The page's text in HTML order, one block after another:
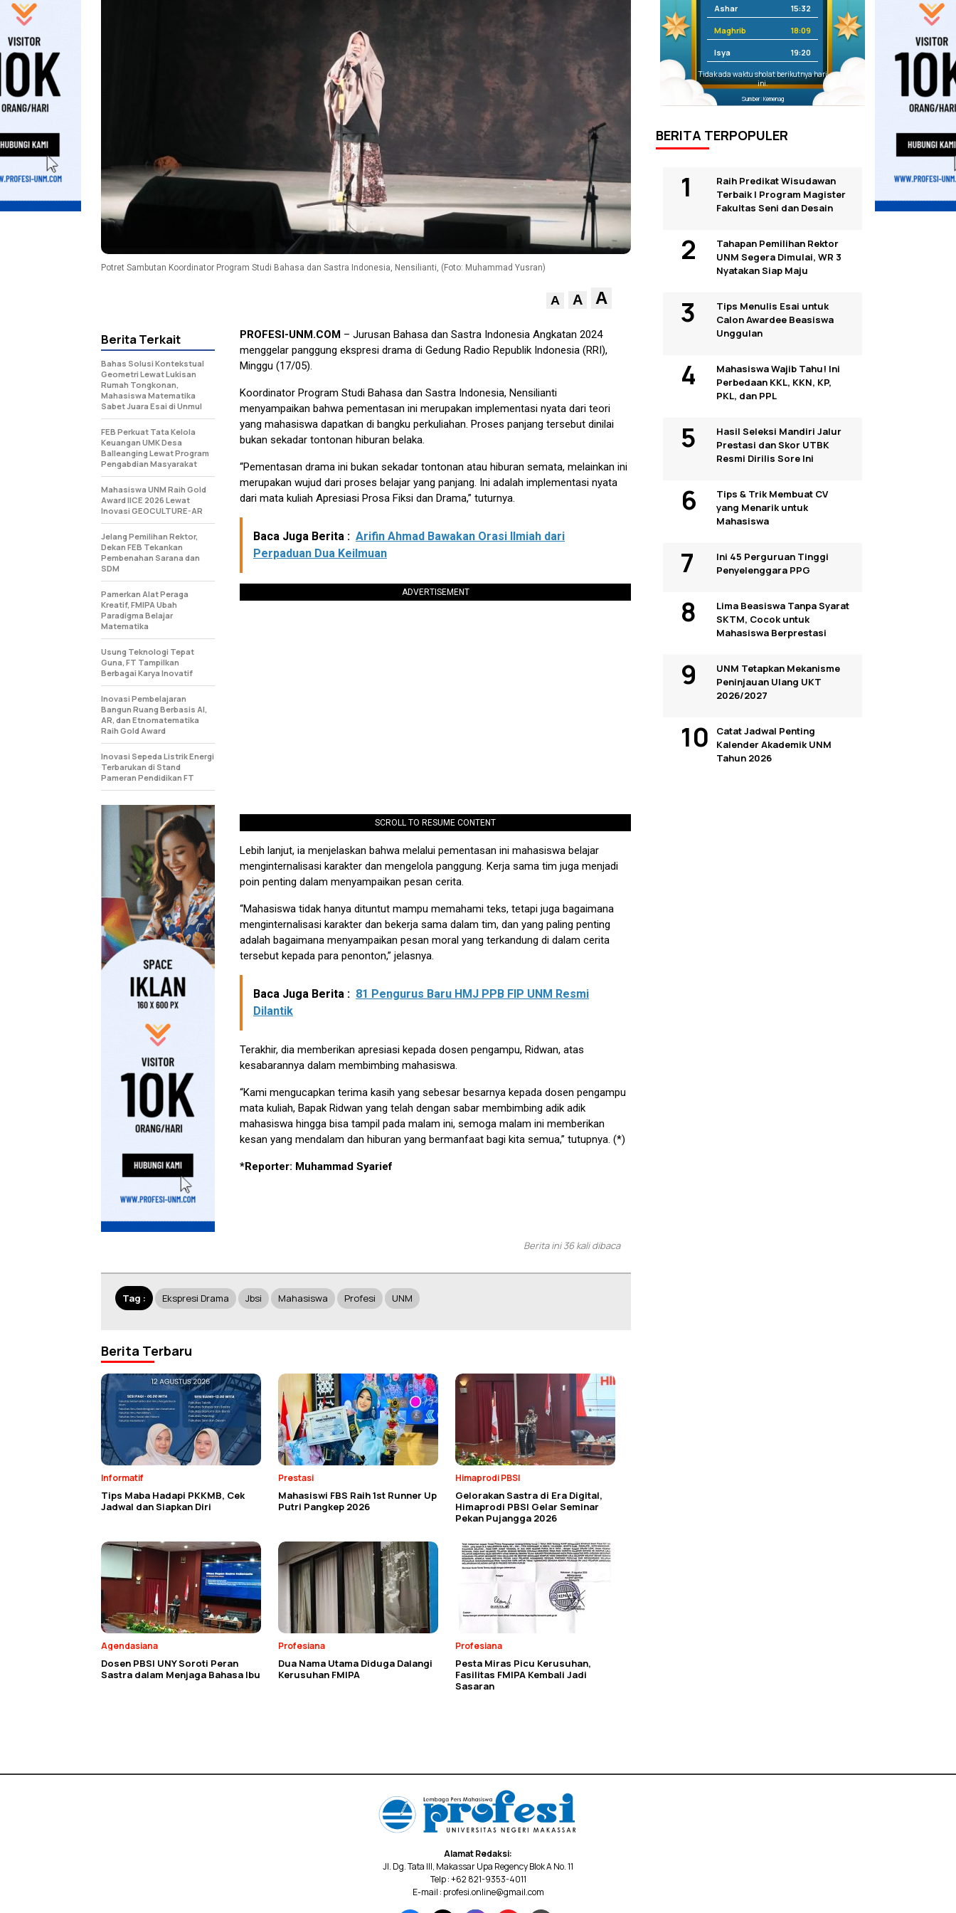
Potret Sambutan Koordinator Program Studi Bahasa dan Sastra Indonesia, Nensilianti, (Foto: Muhammad Yusran)
A A A
PROFESI-UNM.COM – Jurusan Bahasa dan Sastra Indonesia Angkatan 2024
menggelar panggung ekspresi drama di Gedung Radio Republik Indonesia (RRI),
Minggu (17/05).
Koordinator Program Studi Bahasa dan Sastra Indonesia, Nensilianti
menyampaikan bahwa pementasan ini merupakan implementasi nyata dari teori
yang mahasiswa dapatkan di bangku perkuliahan. Proses panjang tersebut dinilai
bukan sekadar tontonan hiburan belaka.
“Pementasan drama ini bukan sekadar tontonan atau hiburan semata, melainkan ini
merupakan wujud dari proses belajar yang panjang. Ini adalah implementasi nyata
dari mata kuliah Apresiasi Prosa Fiksi dan Drama,” tuturnya.
Baca Juga Berita : Arifin Ahmad Bawakan Orasi Ilmiah dari
Perpaduan Dua Keilmuan
ADVERTISEMENT
SCROLL TO RESUME CONTENT
Lebih lanjut, ia menjelaskan bahwa melalui pementasan ini mahasiswa belajar
menginternalisasi karakter dan mengelola panggung. Kerja sama tim juga menjadi
poin penting dalam menyampaikan pesan cerita.
“Mahasiswa tidak hanya dituntut mampu memahami teks, tetapi juga bagaimana
menginternalisasi karakter dan bekerja sama dalam tim, dan yang paling penting
adalah bagaimana menyampaikan pesan moral yang terkandung di dalam cerita
tersebut kepada para penonton,” jelasnya.
Baca Juga Berita : 81 Pengurus Baru HMJ PPB FIP UNM Resmi
Dilantik
Terakhir, dia memberikan apresiasi kepada dosen pengampu, Ridwan, atas
kesabarannya dalam membimbing mahasiswa.
“Kami mengucapkan terima kasih yang sebesar besarnya kepada dosen pengampu
mata kuliah, Bapak Ridwan yang telah dengan sabar membimbing adik adik
mahasiswa hingga bisa tampil pada malam ini, semoga malam ini memberikan
kesan yang mendalam dan hiburan yang bermanfaat bagi kita semua,” tutupnya. (*)
*Reporter: Muhammad Syarief
Berita Terkait
Bahas Solusi Kontekstual
Geometri Lewat Lukisan
Rumah Tongkonan,
Mahasiswa Matematika
Sabet Juara Esai di Unmul
FEB Perkuat Tata Kelola
Keuangan UMK Desa
Balleanging Lewat Program
Pengabdian Masyarakat
Mahasiswa UNM Raih Gold
Award IICE 2026 Lewat
Inovasi GEOCULTURE-AR
Jelang Pemilihan Rektor,
Dekan FEB Tekankan
Pembenahan Sarana dan
SDM
Pamerkan Alat Peraga
Kreatif, FMIPA Ubah
Paradigma Belajar
Matematika
Usung Teknologi Tepat
Guna, FT Tampilkan
Berbagai Karya Inovatif
Inovasi Pembelajaran
Bangun Ruang Berbasis AI,
AR, dan Etnomatematika
Raih Gold Award
Inovasi Sepeda Listrik Energi
Terbarukan di Stand
Pameran Pendidikan FT
Berita ini 36 kali dibaca
Tag : Ekspresi Drama Jbsi Mahasiswa Profesi UNM
Berita Terbaru
Informatif
Tips Maba Hadapi PKKMB, Cek
Jadwal dan Siapkan Diri
Prestasi
Mahasiswi FBS Raih 1st Runner Up
Putri Pangkep 2026
Himaprodi PBSI
Gelorakan Sastra di Era Digital,
Himaprodi PBSI Gelar Seminar
Pekan Pujangga 2026
Agendasiana
Dosen PBSI UNY Soroti Peran
Sastra dalam Menjaga Bahasa Ibu
Profesiana
Dua Nama Utama Diduga Dalangi
Kerusuhan FMIPA
Profesiana
Pesta Miras Picu Kerusuhan,
Fasilitas FMIPA Kembali Jadi
Sasaran
Ashar 15:32
Maghrib 18:09
Isya 19:20
Tidak ada waktu sholat berikutnya hari
ini.
Sumber: Kemenag
BERITA TERPOPULER
Raih Predikat Wisudawan
Terbaik I Program Magister
Fakultas Seni dan Desain
Tahapan Pemilihan Rektor
UNM Segera Dimulai, WR 3
Nyatakan Siap Maju
Tips Menulis Esai untuk
Calon Awardee Beasiswa
Unggulan
Mahasiswa Wajib Tahu! Ini
Perbedaan KKL, KKN, KP,
PKL, dan PPL
Hasil Seleksi Mandiri Jalur
Prestasi dan Skor UTBK
Resmi Dirilis Sore Ini
Tips & Trik Membuat CV
yang Menarik untuk
Mahasiswa
Ini 45 Perguruan Tinggi
Penyelenggara PPG
Lima Beasiswa Tanpa Syarat
SKTM, Cocok untuk
Mahasiswa Berprestasi
UNM Tetapkan Mekanisme
Peninjauan Ulang UKT
2026/2027
Catat Jadwal Penting
Kalender Akademik UNM
Tahun 2026
Alamat Redaksi:
Jl. Dg. Tata III, Makassar Upa Regency Blok A No. 11
Telp : +62 821-9353-4011
E-mail : profesi.online@gmail.com